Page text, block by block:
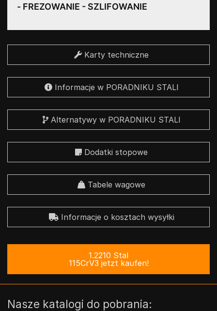
- FREZOWANIE - SZLIFOWANIE
Karty techniczne
Informacje w PORADNIKU STALI
Alternatywy w PORADNIKU STALI
Dodatki stopowe
Tabele wagowe
Informacje o kosztach wysyłki
1.2210 Stal
115CrV3 jetzt kaufen!
Nasze katalogi do pobrania: